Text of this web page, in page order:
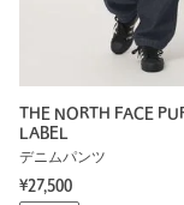
THE NORTH FACE
LABEL
デニムパンツ
¥27,500